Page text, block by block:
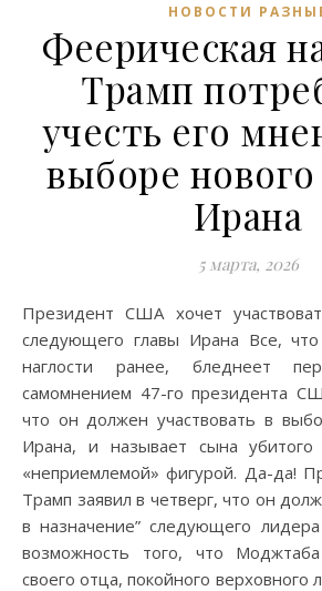
НОВОСТИ
Феерическая
Трамп
учесть его
выборе
Ирана
5 марта, 2026
Президент США хочет участвовать в утверждении
следующего главы Ирана Все,
наглости ранее, бледнеет
самомнением 47-го президента
что он должен участвовать в
Ирана, и называет сына убитого
«неприемлемой» фигурой. Да-да!
Трамп заявил в четверг, что он
в назначение” следующего
возможность того, что
своего отца, покойного верховного